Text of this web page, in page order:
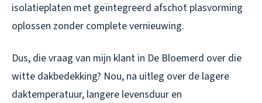
isolatieplaten met geïntegreerd afschot plasvorming
oplossen zonder complete vernieuwing.
Dus, die vraag van mijn klant in De Bloemerd over die
witte dakbedekking? Nou, na uitleg over de lagere
daktemperatuur, langere levensduur en